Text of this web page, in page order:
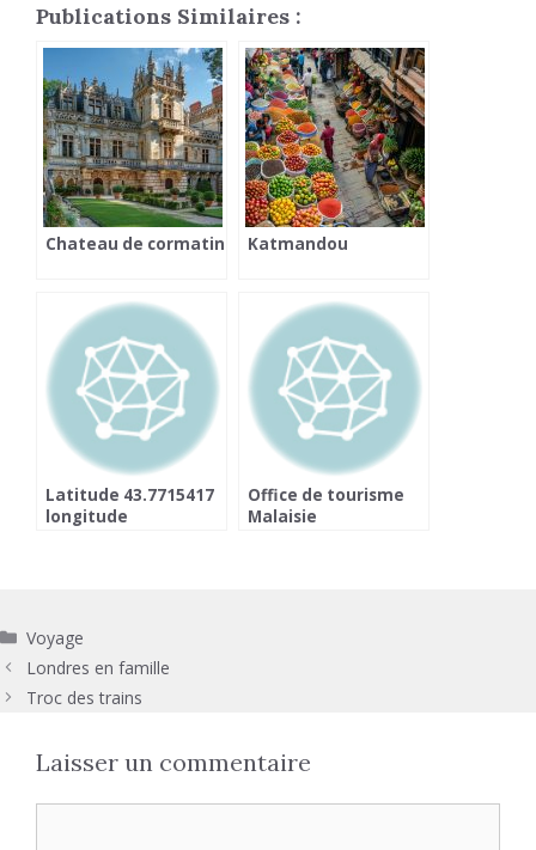
Publications Similaires :
Chateau de cormatin Katmandou
Latitude 43.7715417
longitude
Office de tourisme
Malaisie
Catégories
Voyage
Londres en famille
Troc des trains
Laisser un commentaire